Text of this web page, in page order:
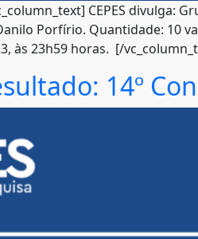
CEPES divulga:
Porfírio. Quantidade: 10
às 23h59 horas. [/
14º